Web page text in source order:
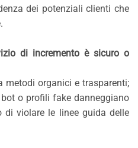
dei potenziali clienti che
di incremento è sicuro o
metodi organici e trasparenti;
o profili fake danneggiano
violare le linee guida delle